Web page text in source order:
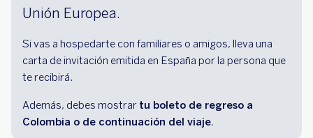
Unión Europea.
Si vas a hospedarte con familiares o amigos, lleva una
carta de invitación emitida en España por la persona que
te recibirá.
Además, debes mostrar tu boleto de regreso a
Colombia o de continuación del viaje.